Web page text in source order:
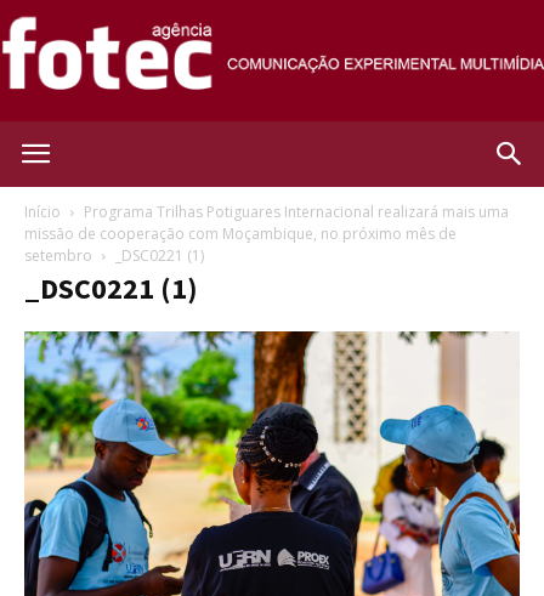
Início
Programa Trilhas Potiguares Internacional realizará mais uma
missão de cooperação com Moçambique, no próximo mês de
setembro
_DSC0221 (1)
_DSC0221 (1)